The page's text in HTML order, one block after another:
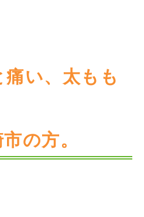
い、太もも
の方。